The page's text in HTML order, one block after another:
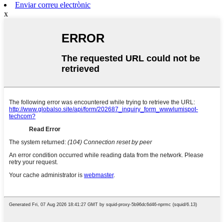
Enviar correu electrònic
x